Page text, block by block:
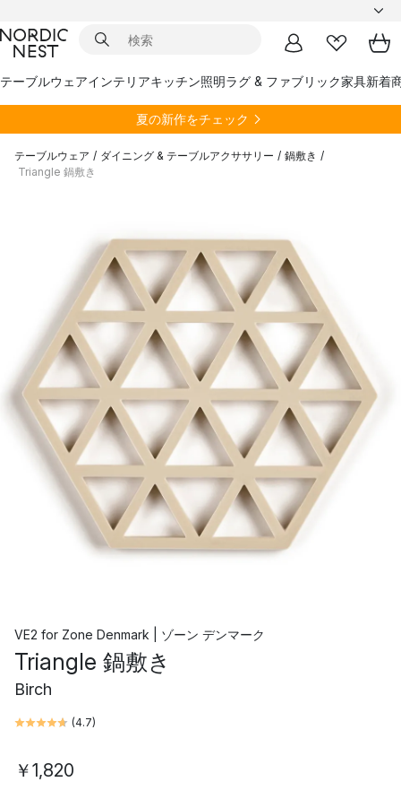
テーブルウェアインテリアキッチン照明ラグ & ファブリック家具新着
夏の新作をチェック
テーブルウェア / ダイニング & テーブルアクササリー / 鍋敷き /
Triangle 鍋敷き
VE2 for Zone Denmark | ゾーン デンマーク
Triangle 鍋敷き
Birch
(4.7)
￥1,820